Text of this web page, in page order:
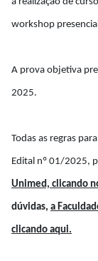
workshop
A prova objetiva
2025.
Todas as regras
Edital nº 01/2025,
Unimed, clicando
dúvidas, a
clicando aqui.